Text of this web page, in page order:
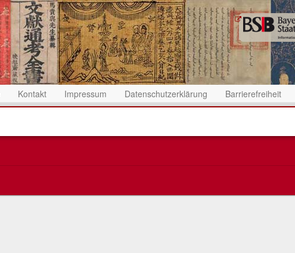
Kontakt Impressum Datenschutzerklärung Barrierefreiheit